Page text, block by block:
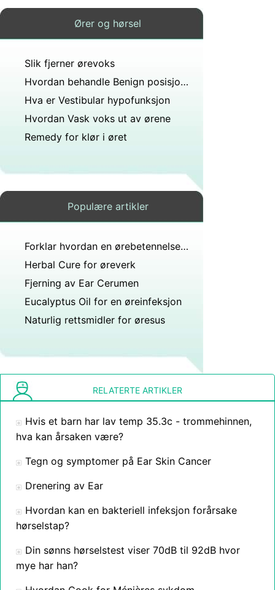
Ører og hørsel
Slik fjerner ørevoks
Hvordan behandle Benign posisjonell vertigo med Home Therapy
Hva er Vestibular hypofunksjon
Hvordan Vask voks ut av ørene
Remedy for klør i øret
Populære artikler
Forklar hvordan en ørebetennelse kan skyldes forkjølelse i halsen?
Herbal Cure for øreverk
Fjerning av Ear Cerumen
Eucalyptus Oil for en øreinfeksjon
Naturlig rettsmidler for øresus
RELATERTE ARTIKLER
Hvis et barn har lav temp 35.3c - trommehinnen,
hva kan årsaken være?
Tegn og symptomer på Ear Skin Cancer
Drenering av Ear
Hvordan kan en bakteriell infeksjon forårsake
hørselstap?
Din sønns hørselstest viser 70dB til 92dB hvor
mye har han?